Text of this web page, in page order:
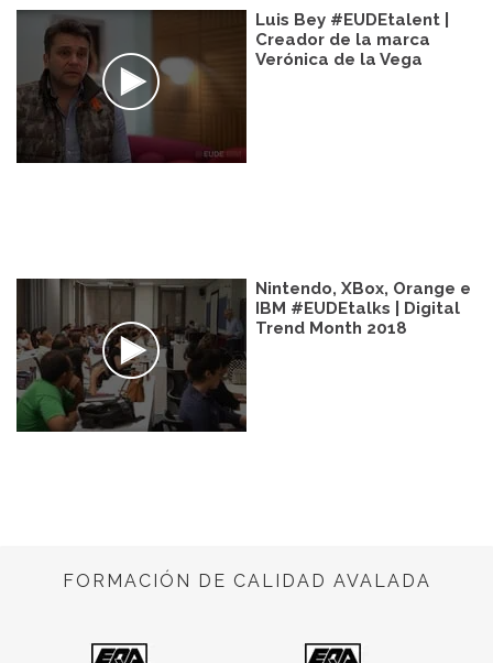
Luis Bey #EUDEtalent |
Creador de la marca
Verónica de la Vega
Nintendo, XBox, Orange e
IBM #EUDEtalks | Digital
Trend Month 2018
FORMACIÓN DE CALIDAD AVALADA